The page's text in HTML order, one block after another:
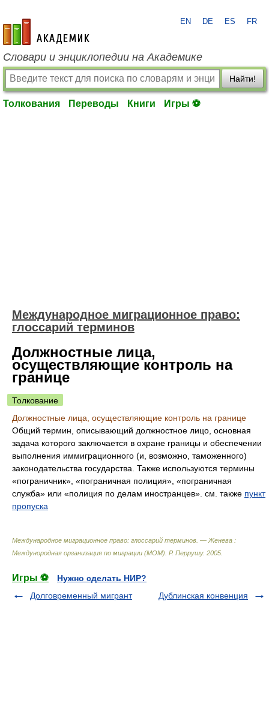
academic.ru
EN DE ES FR
Словари и энциклопедии на Академике
Найти!
Толкования Переводы Книги Игры ⚽
Международное миграционное право:
глоссарий терминов
Должностные лица,
осуществляющие контроль на
границе
Толкование
Должностные лица, осуществляющие контроль на границе
Общий термин, описывающий должностное лицо, основная
задача которого заключается в охране границы и обеспечении
выполнения иммиграционного (и, возможно, таможенного)
законодательства государства. Также используются термины
«пограничник», «пограничная полиция», «пограничная
служба» или «полиция по делам иностранцев». см. также пункт
пропуска
Международное миграционное право: глоссарий терминов. — Женева :
Междунородная организация по миграции (МОМ) Р. Перрушу. 2005
Игры ⚽
Нужно сделать НИР?
Долговременный мигрант
Дублинская конвенция